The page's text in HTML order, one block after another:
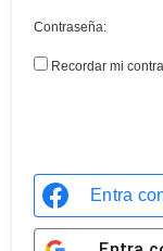
Contraseña:
Recordar mi
Entra